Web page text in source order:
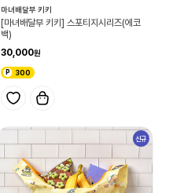
마녀배달부 키키
[마녀배달부 키키] 스포티지시리즈(에코
백)
30,000
300
신규